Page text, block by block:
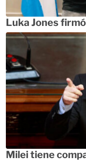
Luka Jones
Milei tiene